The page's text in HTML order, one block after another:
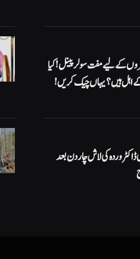
میں 50,000 گھروں کے لیے مفت سولر پینل! کیا
ہیں؟ یہاں چیک کریں!
ڈاکٹر وردہ کی لاش چار دن بعد